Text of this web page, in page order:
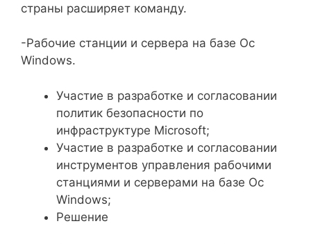
страны расширяет команду.
-Рабочие станции и сервера на базе Ос
Windows.
Участие в разработке и согласовании
политик безопасности по
инфраструктуре Microsoft;
Участие в разработке и согласовании
инструментов управления рабочими
станциями и серверами на базе Ос
Windows;
Решение